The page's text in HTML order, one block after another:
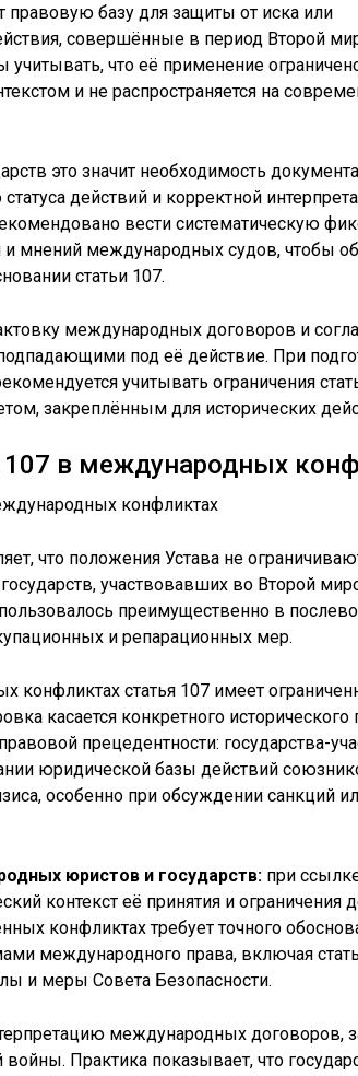
правовую базу для защиты от иска или
совершённые в период Второй
учитывать, что её применение
и не распространяется на
это значит необходимость
действий и корректной
вести систематическую
и мнений международных судов, чтобы
статьи 107.
международных договоров и
под её действие. При
учитывать ограничения
закреплённым для исторических
в международных
что положения Устава не
участвовавших во Второй
преимущественно в
и репарационных мер.
статья 107 имеет
касается конкретного исторического
прецедентности: государства-
юридической базы действий
особенно при обсуждении санкций
юристов и государств: при
контекст её принятия и ограничения
конфликтах требует точного
международного права, включая
и меры Совета Безопасности.
международных договоров,
Практика показывает, что